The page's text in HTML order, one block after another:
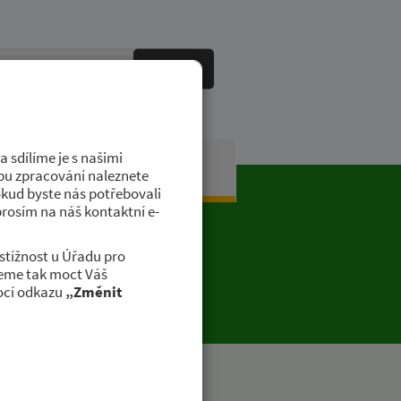
sdílíme je s našimi
zpracování naleznete
byste nás potřebovali
na náš kontaktní e-
u Úřadu pro
tak moct Váš
odkazu „Změnit
Kontakty